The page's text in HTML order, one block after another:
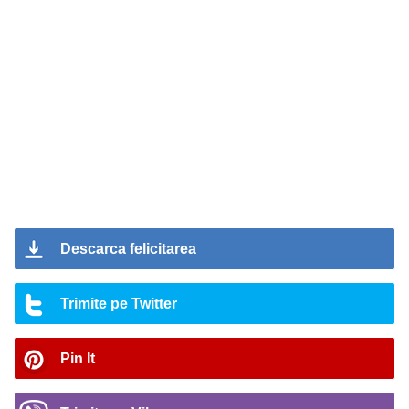
Descarca felicitarea
Trimite pe Twitter
Pin It